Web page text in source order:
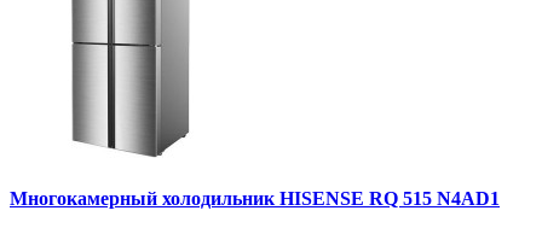
Многокамерный холодильник HISENSE RQ 515 N4AD1